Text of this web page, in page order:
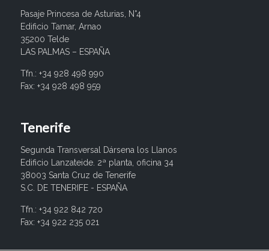
Pasaje Princesa de Asturias, N°4
Edificio Tamar, Arnao
35200 Telde
LAS PALMAS – ESPAÑA
Tfn.: +34 928 498 990
Fax: +34 928 498 959
Tenerife
Segunda Transversal Dársena los Llanos
Edificio Lanzateide. 2ª planta, oficina 34
38003 Santa Cruz de Tenerife
S.C. DE TENERIFE - ESPAÑA
Tfn.: +34 922 842 720
Fax: +34 922 235 021